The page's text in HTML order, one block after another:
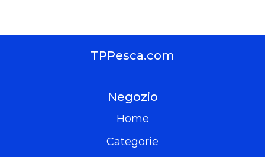
TPPesca.com
Negozio
Home
Categorie